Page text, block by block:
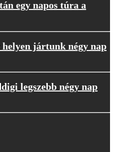
egy napos túra a
jártunk négy nap
legszebb négy nap